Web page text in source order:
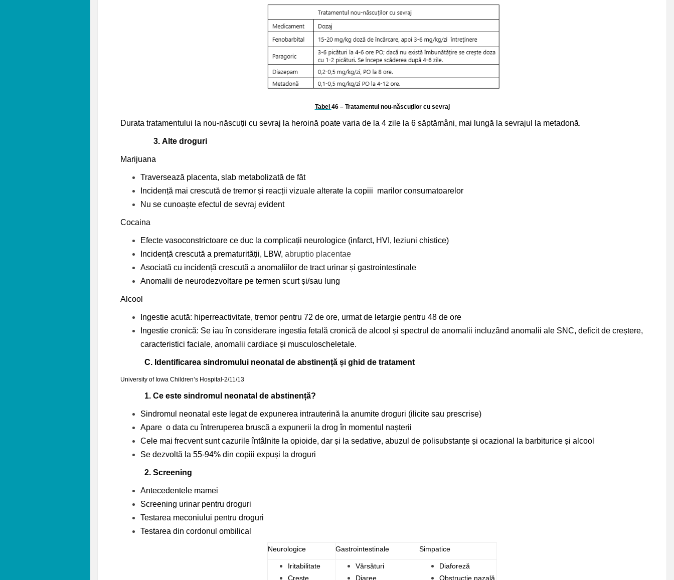
Tabel 46– Tratamentul nou-născuților cu sevraj
Durata tratamentului la nou-născuții cu sevraj la heroină poate varia de la 4 zile la 6 săptămâni, mai lungă la sevrajul la metadonă.
3.Alte droguri
Marijuana
Traversează placenta, slab metabolizată de făt
Incidență mai crescută de tremor și reacții vizuale alterate la copiii marilor consumatoarelor
Nu se cunoaște efectul de sevraj evident
Cocaina
Efecte vasoconstrictoare ce duc la complicații neurologice (infarct, HVI, leziuni chistice)
Incidență crescută a prematurității, LBW, abruptio placentae
Asociată cu incidență crescută a anomaliilor de tract urinar și gastrointestinale
Anomalii de neurodezvoltare pe termen scurt și/sau lung
Alcool
Ingestie acută: hiperreactivitate, tremor pentru 72 de ore, urmat de letargie pentru 48 de ore
Ingestie cronică: Se iau în considerare ingestia fetală cronică de alcool și spectrul de anomalii incluzând anomalii ale SNC, deficit de creștere,
caracteristici faciale, anomalii cardiace și musculoscheletale.
C. Identificarea sindromului neonatal de abstinență și ghid de tratament
University of Iowa Children’s Hospital-2/11/13
1. Ce este sindromul neonatal de abstinență?
Sindromul neonatal este legat de expunerea intrauterină la anumite droguri (ilicite sau prescrise)
Apare o data cu întreruperea bruscă a expunerii la drog în momentul nașterii
Cele mai frecvent sunt cazurile întâlnite la opioide, dar și la sedative, abuzul de polisubstanțe și ocazional la barbiturice și alcool
Se dezvoltă la 55-94% din copiii expuși la droguri
2. Screening
Antecedentele mamei
Screening urinar pentru droguri
Testarea meconiului pentru droguri
Testarea din cordonul ombilical
Neurologice Gastrointestinale Simpatice
Iritabilitate
Crește
Vărsături
Diaree
Diaforeză
Obstrucție nazală